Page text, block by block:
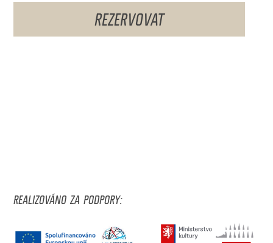
REZERVOVAT
REALIZOVÁNO ZA PODPORY: